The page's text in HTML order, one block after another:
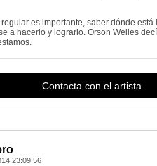
es importante, saber dónde
a hacerlo y lograrlo. Orson Welles
Contacta con el artista
23:09:56